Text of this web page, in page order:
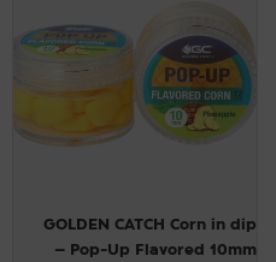
GOLDEN CATCH Corn in dip
Pop-Up Flavored 10mm –